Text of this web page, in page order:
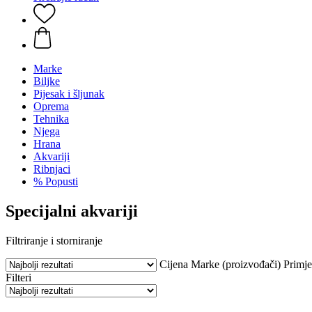
Marke
Biljke
Pijesak i šljunak
Oprema
Tehnika
Njega
Hrana
Akvariji
Ribnjaci
% Popusti
Specijalni akvariji
Filtriranje i storniranje
Cijena Marke (proizvođači)
Filteri